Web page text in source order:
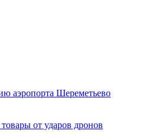
аэропорта Шереметьево
от ударов дронов